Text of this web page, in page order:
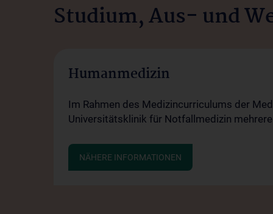
Studium, Aus- und
Humanmedizin
Im Rahmen des Medizincurriculums der
Universitätsklinik für Notfallmedizin
NÄHERE INFORMATIONEN